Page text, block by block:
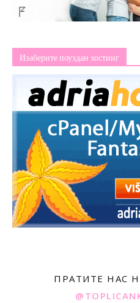
Изаберите поуздан хостинг
ПРАТИТЕ НАС